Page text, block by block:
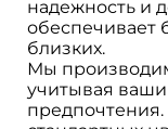
надежность и
обеспечивает
близких.
Мы
учитывая